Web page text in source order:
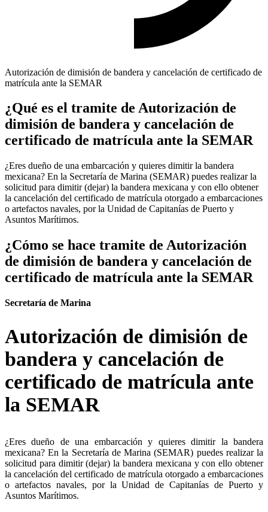
Autorización de dimisión de bandera y cancelación de certificado de
matrícula ante la SEMAR
¿Qué es el tramite de Autorización de
dimisión de bandera y cancelación de
certificado de matrícula ante la SEMAR
¿Eres dueño de una embarcación y quieres dimitir la bandera
mexicana? En la Secretaría de Marina (SEMAR) puedes realizar la
solicitud para dimitir (dejar) la bandera mexicana y con ello obtener
la cancelación del certificado de matrícula otorgado a embarcaciones
o artefactos navales, por la Unidad de Capitanías de Puerto y
Asuntos Marítimos.
¿Cómo se hace tramite de Autorización
de dimisión de bandera y cancelación de
certificado de matrícula ante la SEMAR
Secretaría de Marina
Autorización de dimisión de
bandera y cancelación de
certificado de matrícula ante
la SEMAR
¿Eres dueño de una embarcación y quieres dimitir la bandera
mexicana? En la Secretaría de Marina (SEMAR) puedes realizar la
solicitud para dimitir (dejar) la bandera mexicana y con ello obtener
la cancelación del certificado de matrícula otorgado a embarcaciones
o artefactos navales, por la Unidad de Capitanías de Puerto y
Asuntos Marítimos.